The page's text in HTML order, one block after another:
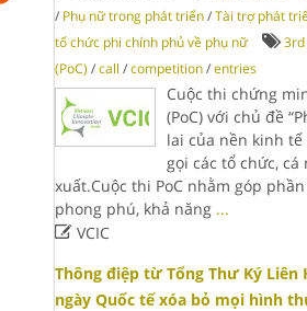
/ Phụ nữ trong phát triển /Tài trợ phát
tổ chức phi chính phủ về phụ nữ
3rd
(PoC) /call /competition /entries
Cuộc thi chứng
(PoC) với chủ đề
lai của nền kinh tế
gọi các tổ chức,
xuất.Cuộc thi PoC nhằm góp
phong phú, khả năng ...
VCIC
Thông điệp từ Tổng Thư Ký Liên
ngày Quốc tế xóa bỏ mọi hình